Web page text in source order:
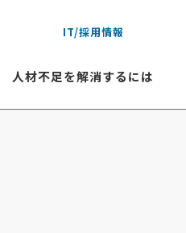
IT/採用情報
人材不足を解消するには